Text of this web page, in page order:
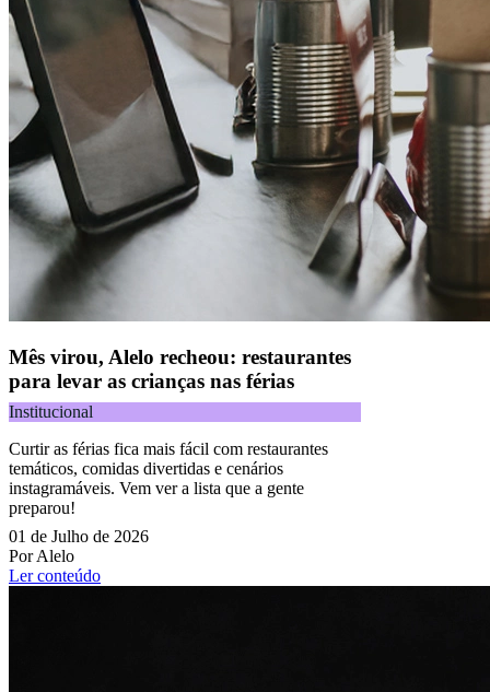
Mês virou, Alelo recheou: restaurantes
para levar as crianças nas férias
Institucional
Curtir as férias fica mais fácil com restaurantes
temáticos, comidas divertidas e cenários
instagramáveis. Vem ver a lista que a gente
preparou!
01 de Julho de 2026
Por Alelo
Ler conteúdo